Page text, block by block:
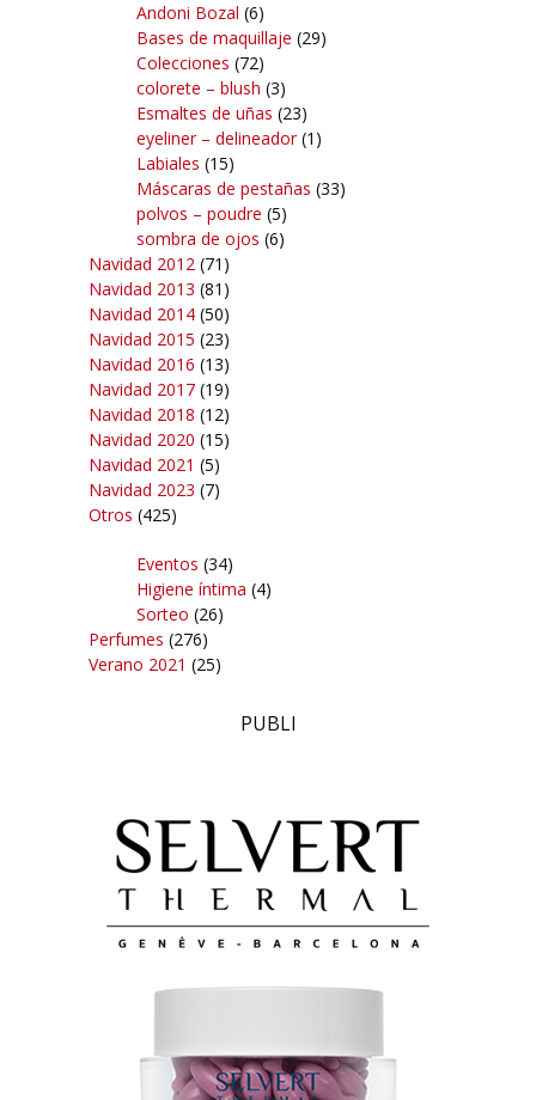
Andoni Bozal (6)
Bases de maquillaje (29)
Colecciones (72)
colorete – blush (3)
Esmaltes de uñas (23)
eyeliner – delineador(1)
Labiales (15)
Máscaras de pestañas (33)
polvos – poudre (5)
sombra de ojos (6)
Navidad 2012 (71)
Navidad 2013 (81)
Navidad 2014 (50)
Navidad 2015 (23)
Navidad 2016 (13)
Navidad 2017 (19)
Navidad 2018 (12)
Navidad 2020 (15)
Navidad 2021 (5)
Navidad 2023 (7)
Otros (425)
Eventos (34)
Higiene íntima (4)
Sorteo (26)
Perfumes (276)
Verano 2021 (25)
PUBLI